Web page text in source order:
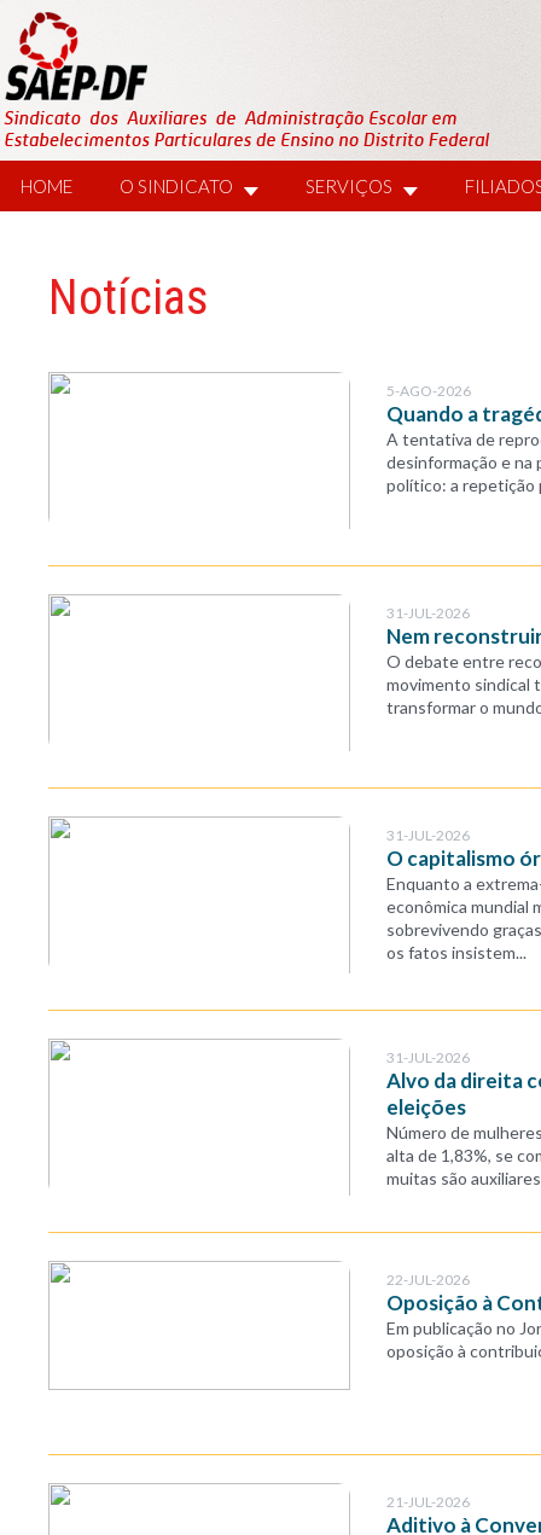
HOME O SINDICATO SERVIÇOS
Notícias
5-AGO-2026
Quando a
A tentativa de
desinformação e na
político: a repetição
31-JUL-2026
Nem
O debate entre
movimento sindical
transformar o
31-JUL-2026
O capitalismo
Enquanto a
econômica mundial
sobrevivendo
os fatos insistem...
31-JUL-2026
Alvo da direita
eleições
Número de
alta de 1,83%, se
muitas são
22-JUL-2026
Oposição à
Em publicação no
oposição à
21-JUL-2026
Aditivo à